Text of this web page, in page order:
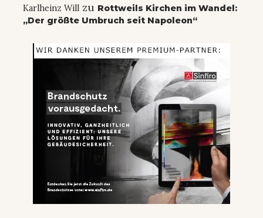
Karlheinz Will zu Rottweils Kirchen im Wandel:
„Der größte Umbruch seit Napoleon“